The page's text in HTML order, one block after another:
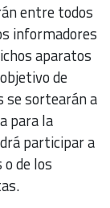
entre todos
informadores
aparatos
de
se sortearán a
para la
participar a
de los